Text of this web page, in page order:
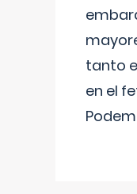
tanto
en el